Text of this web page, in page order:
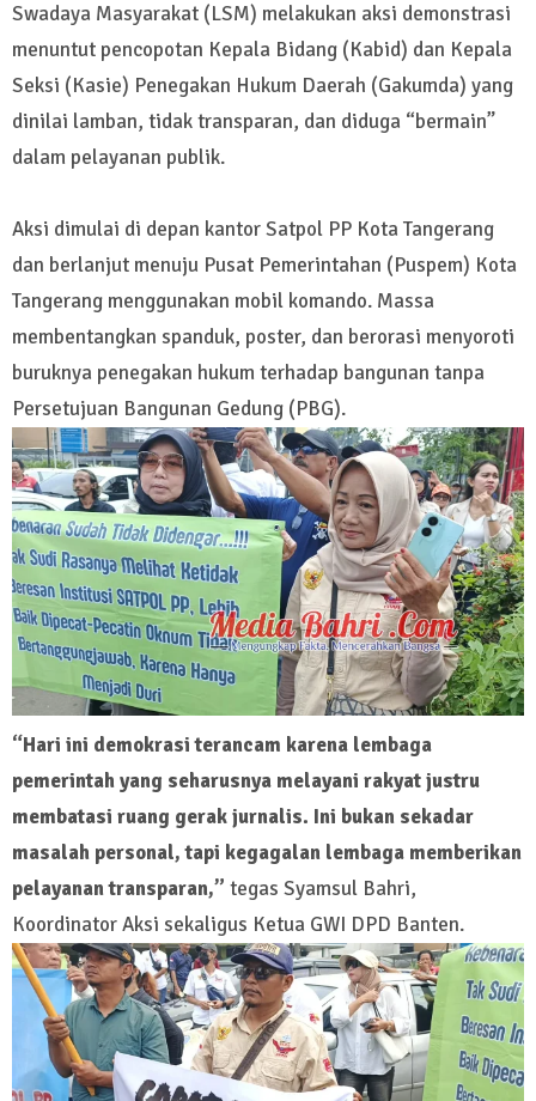
Swadaya Masyarakat (LSM) melakukan aksi demonstrasi
menuntut pencopotan Kepala Bidang (Kabid) dan Kepala
Seksi (Kasie) Penegakan Hukum Daerah (Gakumda) yang
dinilai lamban, tidak transparan, dan diduga “bermain”
dalam pelayanan publik.
Aksi dimulai di depan kantor Satpol PP Kota Tangerang
dan berlanjut menuju Pusat Pemerintahan (Puspem) Kota
Tangerang menggunakan mobil komando. Massa
membentangkan spanduk, poster, dan berorasi menyoroti
buruknya penegakan hukum terhadap bangunan tanpa
Persetujuan Bangunan Gedung (PBG).
“Hari ini demokrasi terancam karena lembaga
pemerintah yang seharusnya melayani rakyat justru
membatasi ruang gerak jurnalis. Ini bukan sekadar
masalah personal, tapi kegagalan lembaga memberikan
pelayanan transparan,” tegas Syamsul Bahri,
Koordinator Aksi sekaligus Ketua GWI DPD Banten.